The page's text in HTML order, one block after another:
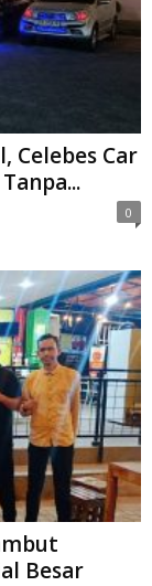
Celebes Car
0
Besar